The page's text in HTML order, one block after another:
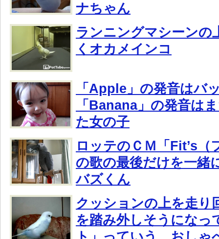
ナちゃん
ランニングマシーンの
くオカメインコ
「Apple」の発音はバ
「Banana」の発音は
た女の子
ロッテのＣＭ「Fit’s（
の歌の最後だけを一緒
バズくん
クッションの上を走り
を踏み外しそうになっ